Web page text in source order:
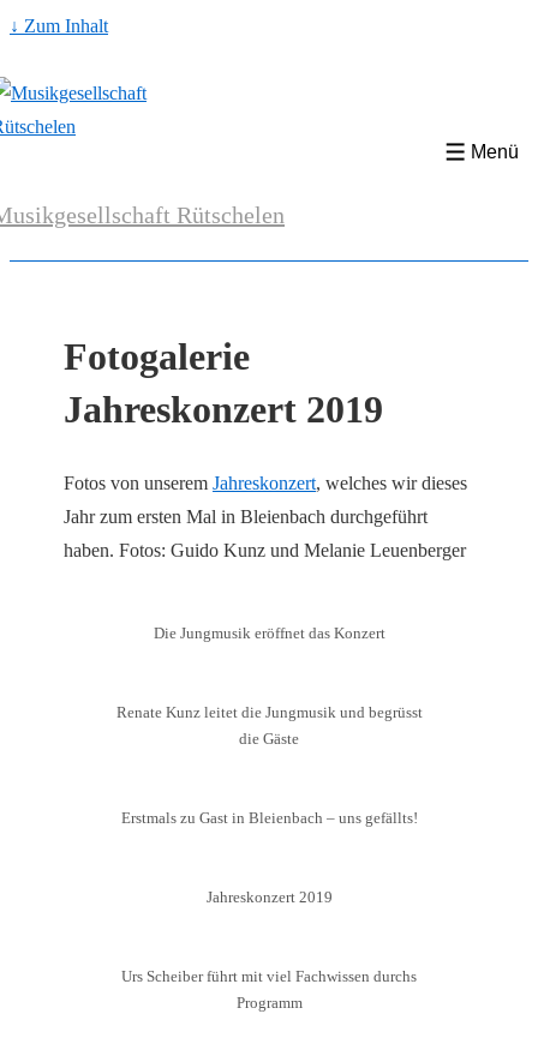
↓ Zum Inhalt
Rütschelen
Menü
Fotogalerie
Jahreskonzert 2019
Fotos von unserem Jahreskonzert, welches wir dieses
Jahr zum ersten Mal in Bleienbach durchgeführt
haben. Fotos: Guido Kunz und Melanie Leuenberger
Die Jungmusik eröffnet das Konzert
Renate Kunz leitet die Jungmusik und begrüsst
die Gäste
Erstmals zu Gast in Bleienbach – uns gefällts!
Jahreskonzert 2019
Urs Scheiber führt mit viel Fachwissen durchs
Programm